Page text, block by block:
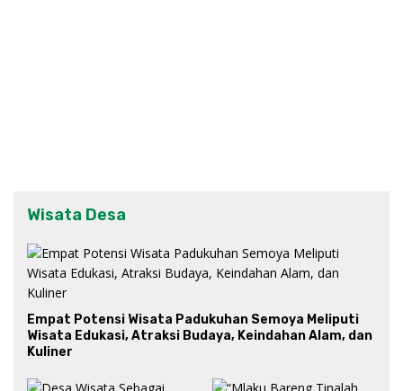
Wisata Desa
Empat Potensi Wisata Padukuhan Semoya Meliputi
Wisata Edukasi, Atraksi Budaya, Keindahan Alam, dan
Kuliner